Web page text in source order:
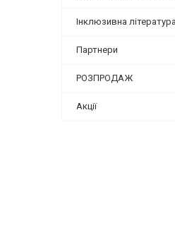
Інклюзивна література
Партнери
РОЗПРОДАЖ
Акції